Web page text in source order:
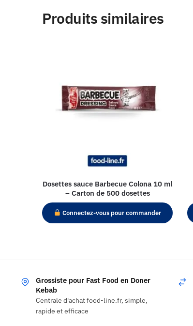
Produits similaires
Dosettes sauce Barbecue Colona 10 ml
– Carton de 500 dosettes
Connectez-vous pour commander
Grossiste pour Fast Food en Doner
Kebab
Centrale d'achat food-line.fr, simple,
rapide et efficace